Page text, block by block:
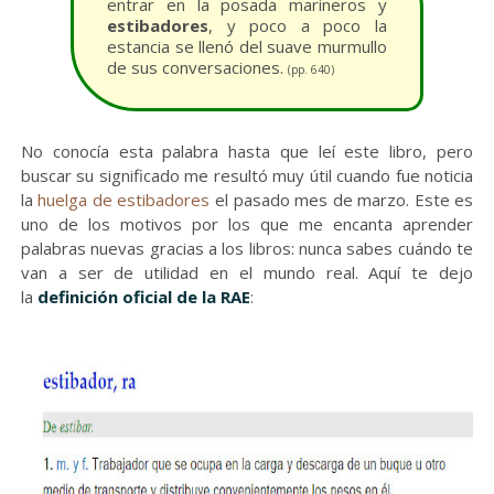
entrar en la posada marineros y
estibadores, y poco a poco la
estancia se llenó del suave murmullo
de sus conversaciones. (pp. 640)
No conocía esta palabra hasta que leí este libro, pero
buscar su significado me resultó muy útil cuando fue noticia
lahuelga de estibadores el pasado mes de marzo. Este es
uno de los motivos por los que me encanta aprender
palabras nuevas gracias a los libros: nunca sabes cuándo te
van a ser de utilidad en el mundo real. Aquí te dejo
la definición oficial de la RAE: